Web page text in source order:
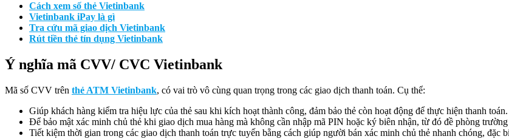
Cách xem số thẻ Vietinbank
Vietinbank iPay là gì
Tra cứu mã giao dịch Vietinbank
Rút tiền thẻ tín dụng Vietinbank
Ý nghĩa mã CVV/ CVC Vietinbank
Mã số CVV trên thẻ ATM Vietinbank, có vai trò vô cùng quan trọng trong các giao dịch thanh toán. Cụ thể:
Giúp khách hàng kiểm tra hiệu lực của thẻ sau khi kích hoạt thành công, đảm bảo thẻ còn hoạt động để thực hiện thanh toán.
Để bảo mật xác minh chủ thẻ khi giao dịch mua hàng mà không cần nhập mã PIN hoặc ký biên nhận, từ đó đề phòng
Tiết kiệm thời gian trong các giao dịch thanh toán trực tuyến bằng cách giúp người bán xác minh chủ thẻ nhanh chóng, đặc